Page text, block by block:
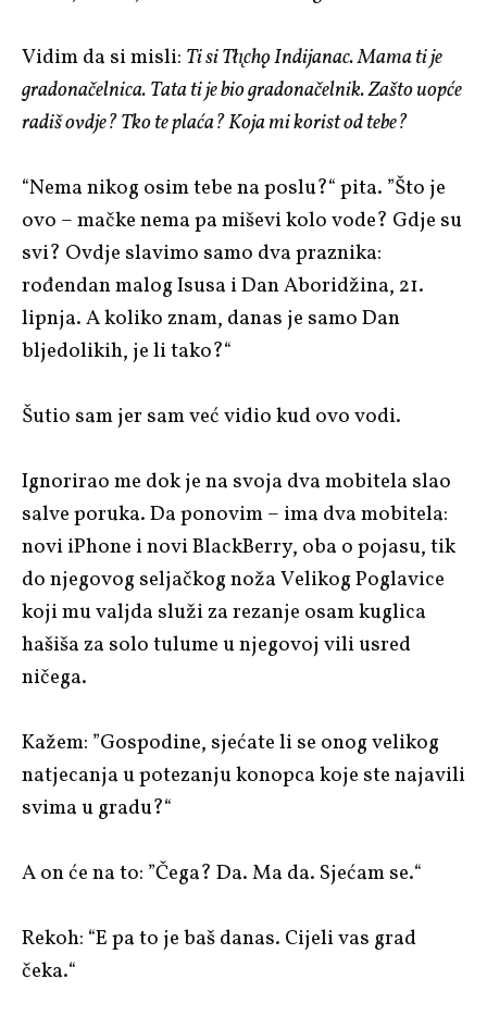
Vidim da si misli: Ti si Tłı̨chǫ Indijanac. Mama ti je
gradonačelnica. Tata ti je bio gradonačelnik. Zašto uopće
radiš ovdje? Tko te plaća? Koja mi korist od tebe?
“Nema nikog osim tebe na poslu?“ pita. ”Što je
ovo – mačke nema pa miševi kolo vode? Gdje su
svi? Ovdje slavimo samo dva praznika:
rođendan malog Isusa i Dan Aboridžina, 21.
lipnja. A koliko znam, danas je samo Dan
bljedolikih, je li tako?“
Šutio sam jer sam već vidio kud ovo vodi.
Ignorirao me dok je na svoja dva mobitela slao
salve poruka. Da ponovim – ima dva mobitela:
novi iPhone i novi BlackBerry, oba o pojasu, tik
do njegovog seljačkog noža Velikog Poglavice
koji mu valjda služi za rezanje osam kuglica
hašiša za solo tulume u njegovoj vili usred
ničega.
Kažem: ”Gospodine, sjećate li se onog velikog
natjecanja u potezanju konopca koje ste najavili
svima u gradu?“
A on će na to: ”Čega? Da. Ma da. Sjećam se.“
Rekoh: “E pa to je baš danas. Cijeli vas grad
čeka.“